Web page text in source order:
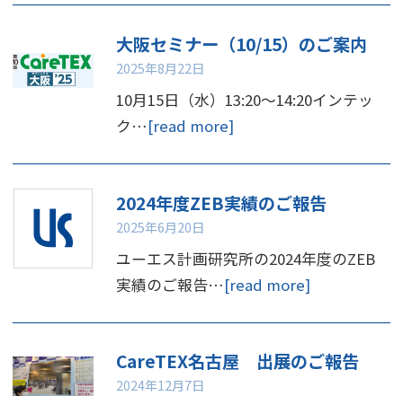
大阪セミナー（10/15）のご案内
2025年8月22日
10月15日（水）13:20～14:20インテッ
ク…[read more]
2024年度ZEB実績のご報告
2025年6月20日
ユーエス計画研究所の2024年度のZEB
実績のご報告…[read more]
CareTEX名古屋 出展のご報告
2024年12月7日